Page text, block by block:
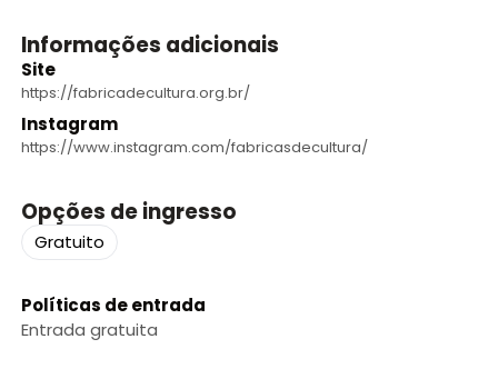
Informações adicionais
Site
https://fabricadecultura.org.br/
Instagram
https://www.instagram.com/fabricasdecultura/
Opções de ingresso
Gratuito
Políticas de entrada
Entrada gratuita